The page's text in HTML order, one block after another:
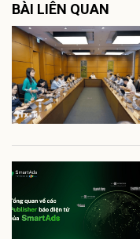
BÀI LIÊN QUAN